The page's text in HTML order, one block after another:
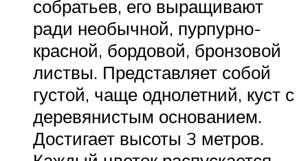
собратьев, его выращивают
ради необычной, пурпурно-
красной, бордовой, бронзовой
листвы. Представляет собой
густой, чаще однолетний, куст с
деревянистым основанием.
Достигает высоты 3 метров.